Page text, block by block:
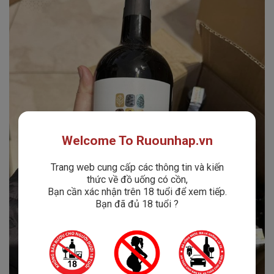
Welcome To Ruounhap.vn
Trang web cung cấp các thông tin và kiến
thức về đồ uống có cồn,
Bạn cần xác nhận trên 18 tuổi để xem tiếp.
Bạn đã đủ 18 tuổi ?